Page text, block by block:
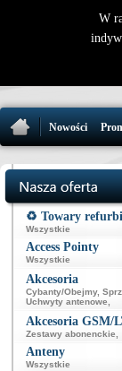
Nowości
♻️ Towary
Wszystkie
Access Pointy
Wszystkie
Akcesoria
Cybanty/Obejmy,
Uchwyty antenowe
Akcesoria GSM/
Zestawy abonenckie
Anteny
Wszystkie
W